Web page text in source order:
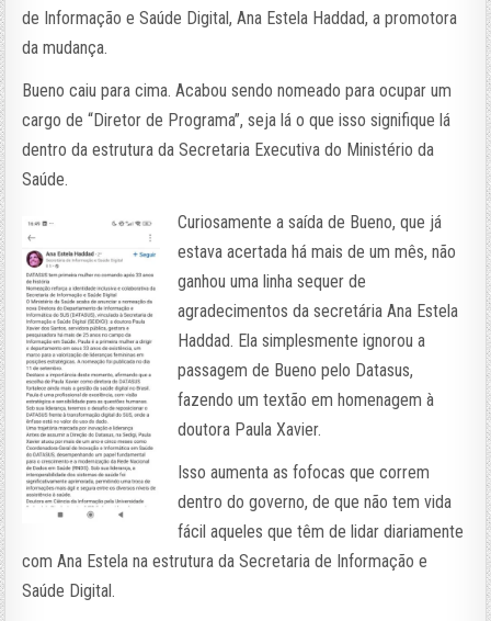
de Informação e Saúde Digital, Ana Estela Haddad, a promotora
da mudança.
Bueno caiu para cima. Acabou sendo nomeado para ocupar um
cargo de “Diretor de Programa”, seja lá o que isso signifique lá
dentro da estrutura da Secretaria Executiva do Ministério da
Saúde.
Curiosamente a saída de Bueno, que já
estava acertada há mais de um mês, não
ganhou uma linha sequer de
agradecimentos da secretária Ana Estela
Haddad. Ela simplesmente ignorou a
passagem de Bueno pelo Datasus,
fazendo um textão em homenagem à
doutora Paula Xavier.
Isso aumenta as fofocas que correm
dentro do governo, de que não tem vida
fácil aqueles que têm de lidar diariamente
com Ana Estela na estrutura da Secretaria de Informação e
Saúde Digital.